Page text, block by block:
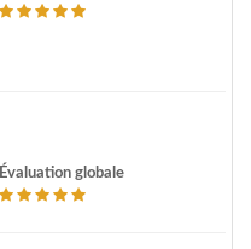
Évaluation globale